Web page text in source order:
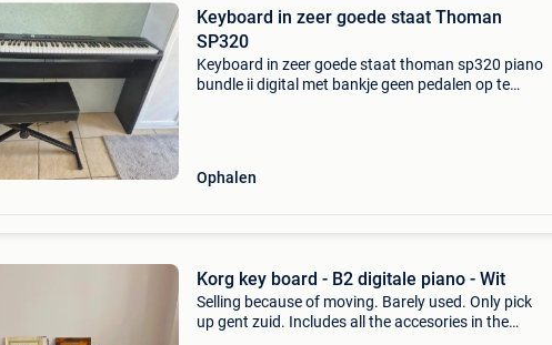
Keyboard in zeer goede staat Thoman
SP320
Keyboard in zeer goede staat thoman sp320 piano
bundle ii digital met bankje geen pedalen op te
Ophalen
Korg key board - B2 digitale piano - Wit
Selling because of moving. Barely used. Only pick
up gent zuid. Includes all the accesories in the